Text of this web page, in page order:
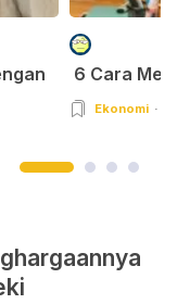
6 Cara
Ekonomi